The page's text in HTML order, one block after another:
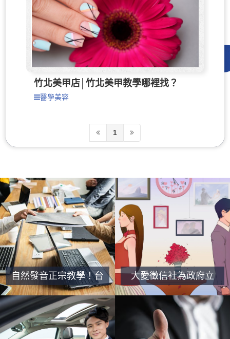
竹北美甲店│竹北美甲教學哪裡找？
醫學美容
1
自然發音正宗教學！台
中日語補習班｜教師陣
容龐大、日語正統教學
大愛徵信社為政府立
案、合法經營